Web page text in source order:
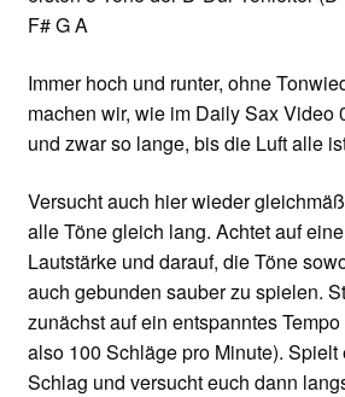
F# G A
Immer hoch und runter, ohne
machen wir, wie im Daily Sax Video
und zwar so lange, bis die Luft alle
Versucht auch hier wieder
alle Töne gleich lang. Achtet auf
Lautstärke und darauf, die Töne
auch gebunden sauber zu spielen.
zunächst auf ein entspanntes
also 100 Schläge pro Minute). Spielt
Schlag und versucht euch dann